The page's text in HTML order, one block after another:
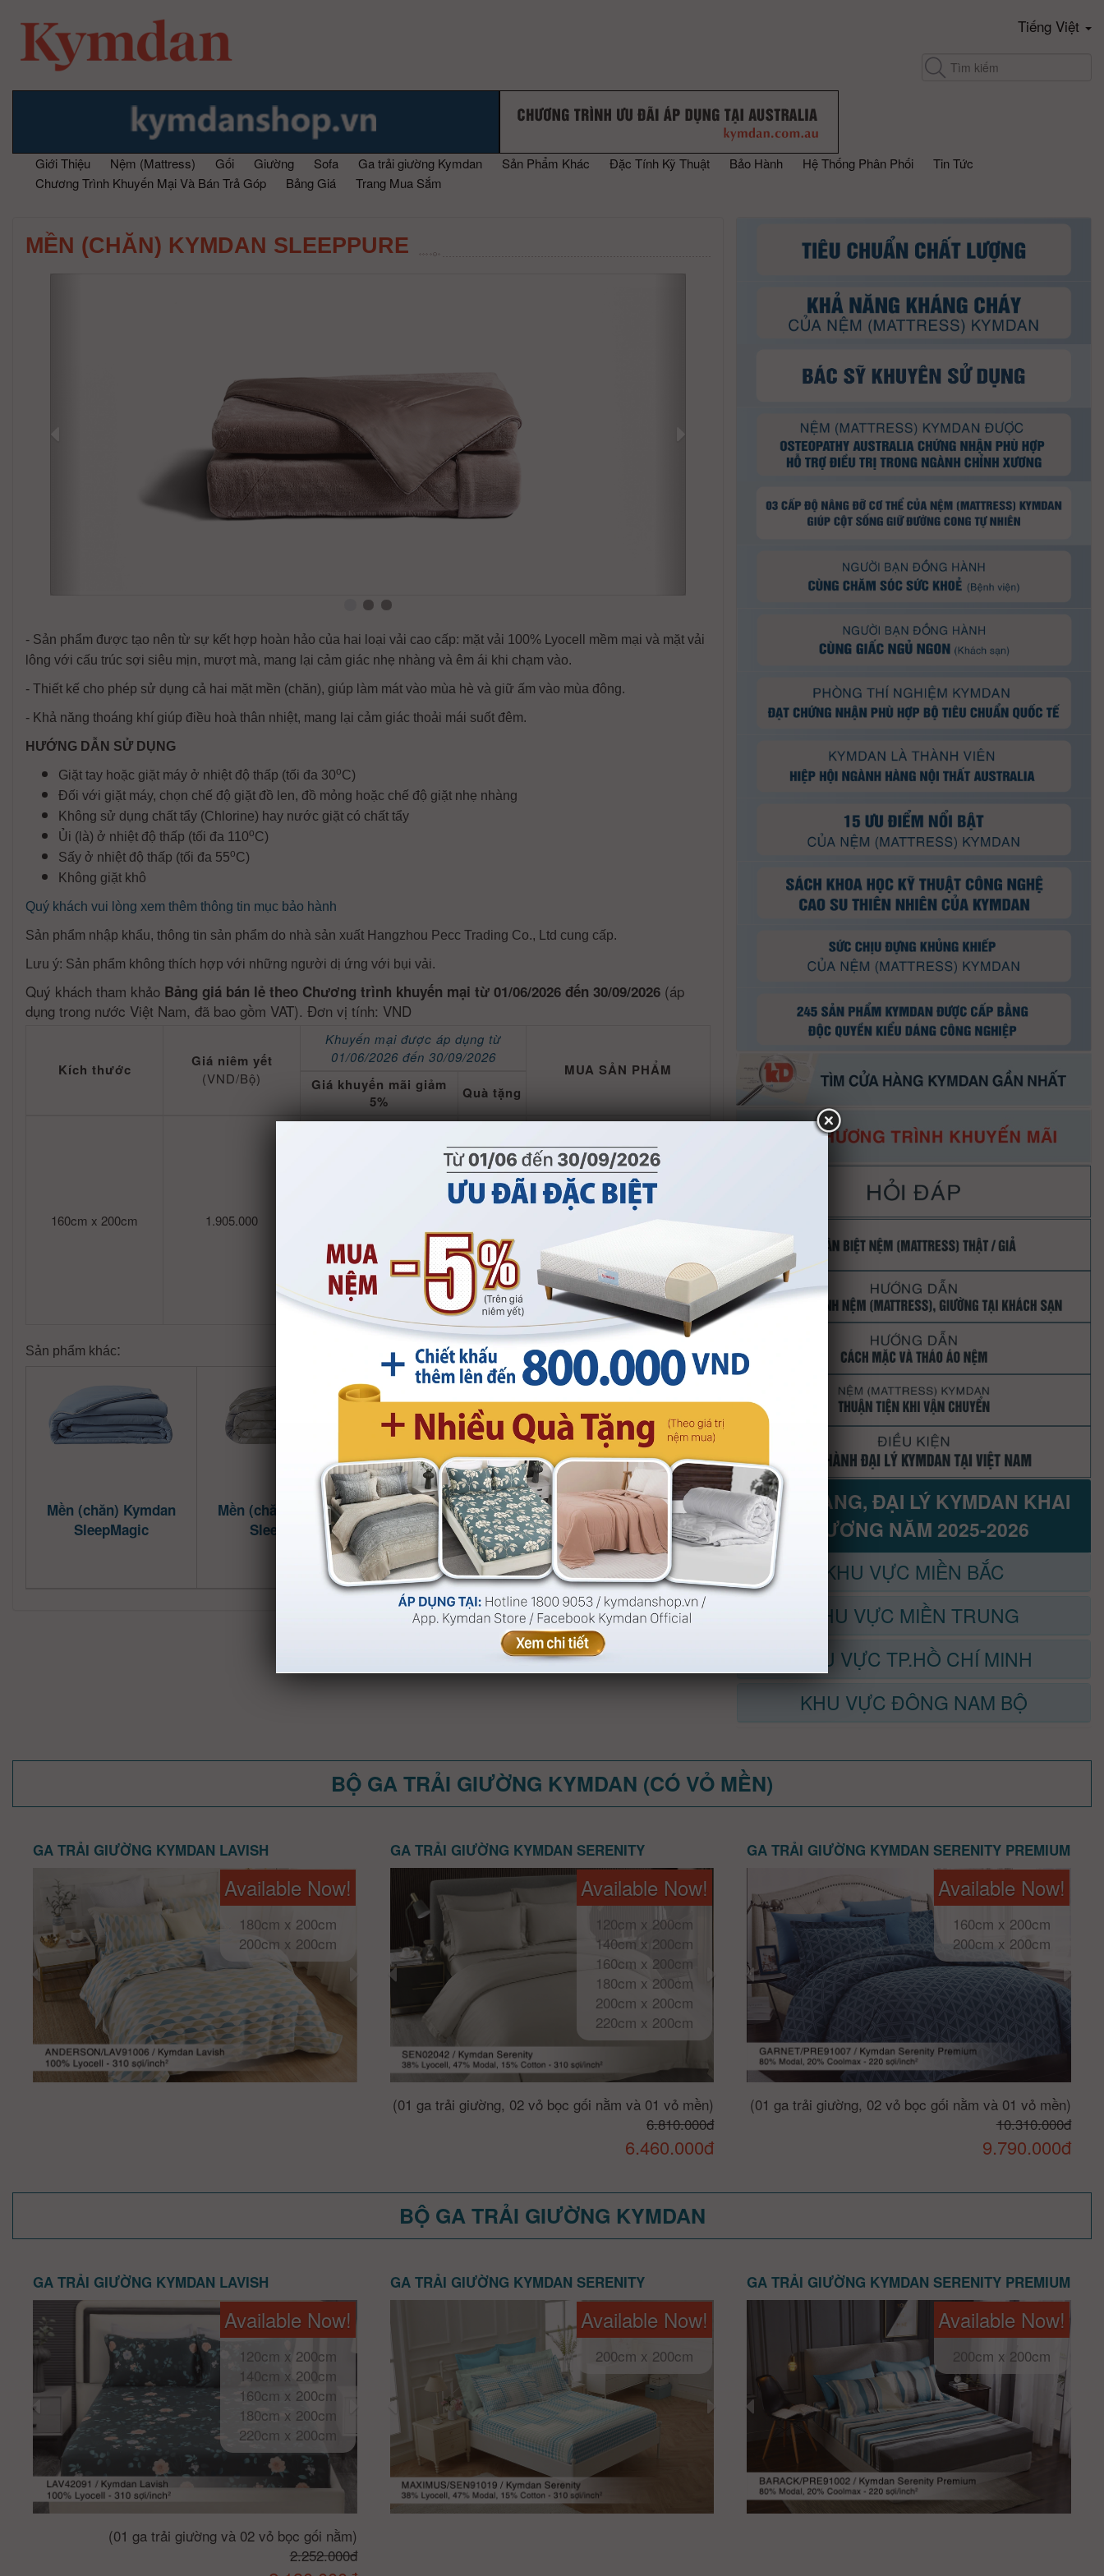
Tiếng Việt
Giới Thiệu Nệm (Mattress) Gối Giường Sofa Ga trải giường Kymdan Sản Phẩm Khác Đặc Tính Kỹ Thuật Bảo Hành Hệ Thống Phân Phối
Tin Tức
Chương Trình Khuyến Mại Và Bán Trả Góp
Bảng Giá Trang Mua Sắm
MỀN (CHĂN) KYMDAN SLEEPPURE
- Sản phẩm được tạo nên từ sự kết hợp hoàn hảo của hai loại vải cao cấp: mặt vải 100% Lyocell mềm mại và mặt vải
lông với cấu trúc sợi siêu mịn, mượt mà, mang lại cảm giác nhẹ nhàng và êm ái khi chạm vào.
- Thiết kế cho phép sử dụng cả hai mặt mền (chăn), giúp làm mát vào mùa hè và giữ ấm vào mùa đông.
- Khả năng thoáng khí giúp điều hoà thân nhiệt, mang lại cảm giác thoải mái suốt đêm.
HƯỚNG DẪN SỬ DỤNG
Giặt tay hoặc giặt máy ở nhiệt độ thấp (tối đa 30oC)
Đối với giặt máy, chọn chế độ giặt đồ len, đồ mỏng hoặc chế độ giặt nhẹ nhàng
Không sử dụng chất tẩy (Chlorine) hay nước giặt có chất tẩy
Ủi (là) ở nhiệt độ thấp (tối đa 110oC)
Sấy ở nhiệt độ thấp (tối đa 55oC)
Không giặt khô
Quý khách vui lòng xem thêm thông tin mục bảo hành
Sản phẩm nhập khẩu, thông tin sản phẩm do nhà sản xuất Hangzhou Pecc Trading Co., Ltd cung cấp.
Lưu ý: Sản phẩm không thích hợp với những người dị ứng với bụi vải.
Quý khách tham khảo Bảng giá bán lẻ theo Chương trình khuyến mại từ 01/06/2026 đến 30/09/2026 (áp
dụng trong nước Việt Nam, đã bao gồm VAT). Đơn vị tính: VND
Kích thước Giá niêm yết
(VND/Bộ)
Khuyến mại được áp dụng từ
01/06/2026 đến 30/09/2026
MUA SẢN PHẨM
Giá khuyến mãi giảm
5%
Quà tặng
160cm x 200cm 1.905.000
khi mua sắm online tại:
Website mua sắm chính
hãngkymdanshop.vn
App Kymdan Store
1800 9053
Hỗ trợ trả góp 0% lãi suất qua
thẻ tín dụng (credit card)
(Xem chi tiết)
Tìm cửa hàng Kymdan gần
nhất
Sản phẩm khác:
Mền (chăn) Kymdan
SleepMagic
Mền (chăn) Kymdan
SleepWell
Mền (chăn) Kymdan
SleepCool
CỬA HÀNG, ĐẠI LÝ KYMDAN KHAI
TRƯƠNG NĂM 2025-2026
KHU VỰC MIỀN BẮC
KHU VỰC MIỀN TRUNG
KHU VỰC TP.HỒ CHÍ MINH
KHU VỰC ĐÔNG NAM BỘ
BỘ GA TRẢI GIƯỜNG KYMDAN (CÓ VỎ MỀN)
GA TRẢI GIƯỜNG KYMDAN LAVISH
Available Now!
180cm x 200cm
200cm x 200cm
GA TRẢI GIƯỜNG KYMDAN SERENITY
Available Now!
120cm x 200cm
140cm x 200cm
160cm x 200cm
180cm x 200cm
200cm x 200cm
220cm x 200cm
(01 ga trải giường, 02 vỏ bọc gối nằm và 01 vỏ mền)
6.810.000đ
6.460.000đ
GA TRẢI GIƯỜNG KYMDAN SERENITY PREMIUM
Available Now!
160cm x 200cm
200cm x 200cm
(01 ga trải giường, 02 vỏ bọc gối nằm và 01 vỏ mền)
10.310.000đ
9.790.000đ
BỘ GA TRẢI GIƯỜNG KYMDAN
GA TRẢI GIƯỜNG KYMDAN LAVISH
Available Now!
120cm x 200cm
140cm x 200cm
160cm x 200cm
180cm x 200cm
220cm x 200cm
(01 ga trải giường và 02 vỏ bọc gối nằm)
2.252.000đ
GA TRẢI GIƯỜNG KYMDAN SERENITY
Available Now!
200cm x 200cm
GA TRẢI GIƯỜNG KYMDAN SERENITY PREMIUM
Available Now!
200cm x 200cm